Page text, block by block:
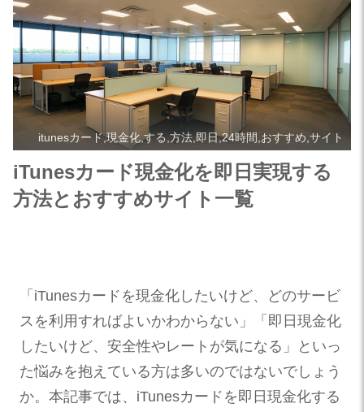
itunesカード,現金化,する,方法,即日,24時間,おすすめ,サイト
iTunesカード現金化を即日実現する
方法とおすすめサイト一覧
「iTunesカードを現金化したいけど、どのサービ
スを利用すればよいかわからない」「即日現金化
したいけど、安全性やレートが気になる」といっ
た悩みを抱えている方は多いのではないでしょう
か。本記事では、iTunesカードを即日現金化する